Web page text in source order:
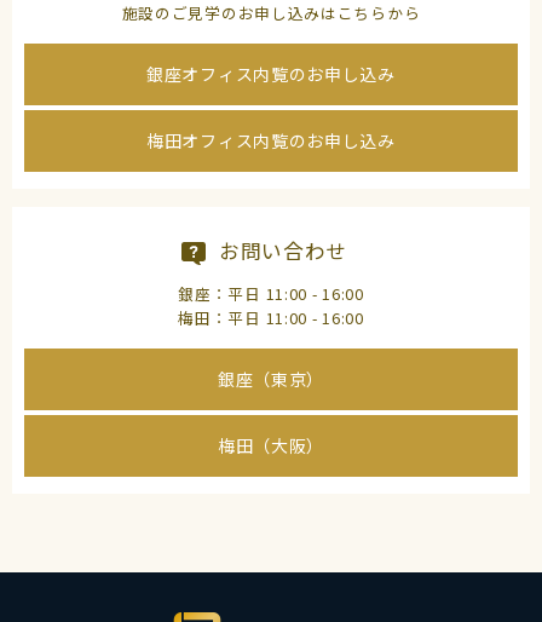
施設のご見学のお申し込みはこちらから
銀座オフィス内覧のお申し込み
梅田オフィス内覧のお申し込み
お問い合わせ
銀座：平日 11:00 - 16:00
梅田：平日 11:00 - 16:00
銀座（東京）
梅田（大阪）